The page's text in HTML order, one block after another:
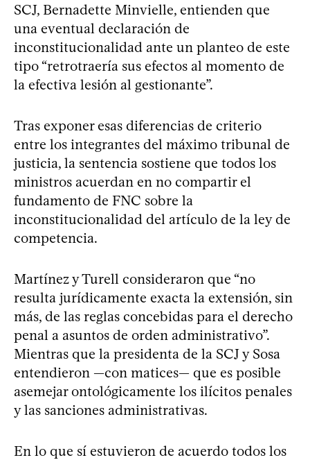
SCJ, Bernadette Minvielle, entienden que
una eventual declaración de
inconstitucionalidad ante un planteo de este
tipo “retrotraería sus efectos al momento de
la efectiva lesión al gestionante”.
Tras exponer esas diferencias de criterio
entre los integrantes del máximo tribunal de
justicia, la sentencia sostiene que todos los
ministros acuerdan en no compartir el
fundamento de FNC sobre la
inconstitucionalidad del artículo de la ley de
competencia.
Martínez y Turell consideraron que “no
resulta jurídicamente exacta la extensión, sin
más, de las reglas concebidas para el derecho
penal a asuntos de orden administrativo”.
Mientras que la presidenta de la SCJ y Sosa
entendieron —con matices— que es posible
asemejar ontológicamente los ilícitos penales
y las sanciones administrativas.
En lo que sí estuvieron de acuerdo todos los